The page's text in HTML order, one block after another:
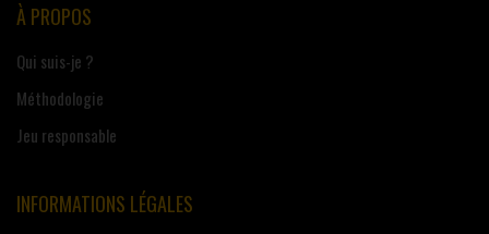
À PROPOS
Qui suis-je ?
Méthodologie
Jeu responsable
INFORMATIONS LÉGALES